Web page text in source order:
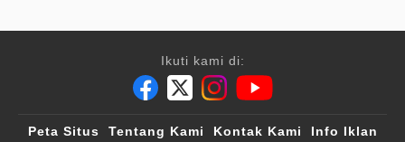
Ikuti kami di:
Peta Situs Tentang Kami Kontak Kami
Info Iklan